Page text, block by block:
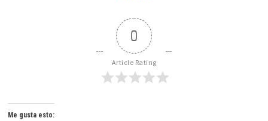
0
Article Rating
Me gusta esto: